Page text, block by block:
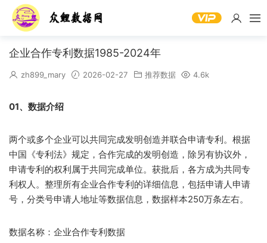
企业合作专利数据1985-2024年
zh899_mary 2026-02-27 推荐数据 4.6k
01、数据介绍
两个或多个企业可以共同完成发明创造并联合申请专利。根据
中国《专利法》规定，合作完成的发明创造，除另有协议外，
申请专利的权利属于共同完成单位。获批后，各方成为‌共同专
利权人‌。整理所有企业合作专利的详细信息，包括申请人申请
号，分类号申请人地址等数据信息，数据样本250万条左右。
数据名称：企业合作专利数据